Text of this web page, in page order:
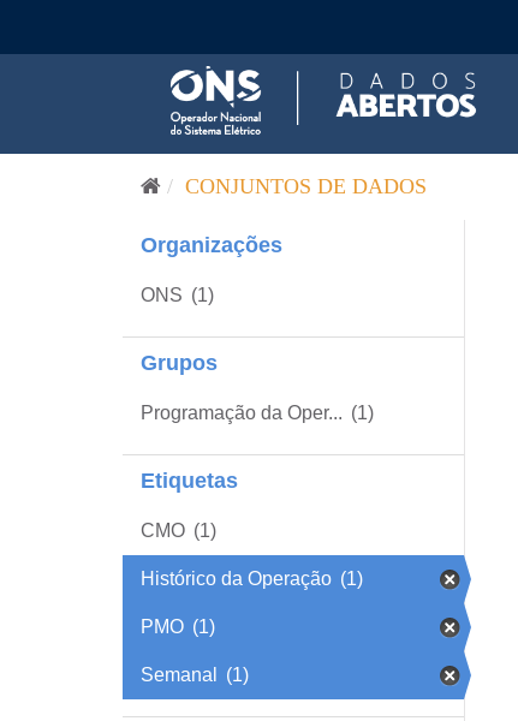
CONJUNTOS DE DADOS
Organizações
ONS (1)
Grupos
Programação da Oper... (1)
Etiquetas
CMO (1)
Histórico da Operação (1)
PMO (1)
Semanal (1)